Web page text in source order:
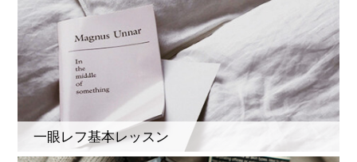
一眼レフ基本レッスン